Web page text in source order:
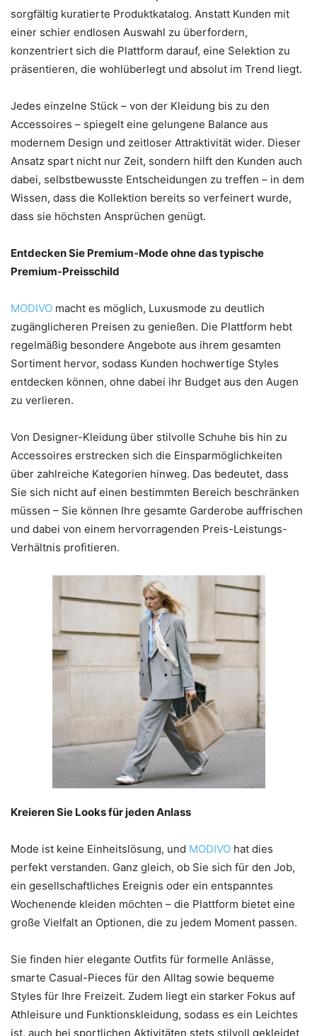
sorgfältig kuratierte Produktkatalog. Anstatt Kunden mit
einer schier endlosen Auswahl zu überfordern,
konzentriert sich die Plattform darauf, eine Selektion zu
präsentieren, die wohlüberlegt und absolut im Trend liegt.
Jedes einzelne Stück – von der Kleidung bis zu den
Accessoires – spiegelt eine gelungene Balance aus
modernem Design und zeitloser Attraktivität wider. Dieser
Ansatz spart nicht nur Zeit, sondern hilft den Kunden auch
dabei, selbstbewusste Entscheidungen zu treffen – in dem
Wissen, dass die Kollektion bereits so verfeinert wurde,
dass sie höchsten Ansprüchen genügt.
Entdecken Sie Premium-Mode ohne das typische
Premium-Preisschild
MODIVO macht es möglich, Luxusmode zu deutlich
zugänglicheren Preisen zu genießen. Die Plattform hebt
regelmäßig besondere Angebote aus ihrem gesamten
Sortiment hervor, sodass Kunden hochwertige Styles
entdecken können, ohne dabei ihr Budget aus den Augen
zu verlieren.
Von Designer-Kleidung über stilvolle Schuhe bis hin zu
Accessoires erstrecken sich die Einsparmöglichkeiten
über zahlreiche Kategorien hinweg. Das bedeutet, dass
Sie sich nicht auf einen bestimmten Bereich beschränken
müssen – Sie können Ihre gesamte Garderobe auffrischen
und dabei von einem hervorragenden Preis-Leistungs-
Verhältnis profitieren.
Kreieren Sie Looks für jeden Anlass
Mode ist keine Einheitslösung, und MODIVO hat dies
perfekt verstanden. Ganz gleich, ob Sie sich für den Job,
ein gesellschaftliches Ereignis oder ein entspanntes
Wochenende kleiden möchten – die Plattform bietet eine
große Vielfalt an Optionen, die zu jedem Moment passen.
Sie finden hier elegante Outfits für formelle Anlässe,
smarte Casual-Pieces für den Alltag sowie bequeme
Styles für Ihre Freizeit. Zudem liegt ein starker Fokus auf
Athleisure und Funktionskleidung, sodass es ein Leichtes
ist, auch bei sportlichen Aktivitäten stets stilvoll gekleidet